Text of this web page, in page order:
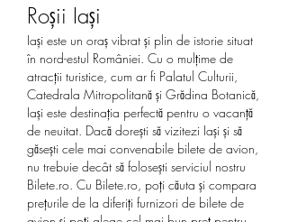
Roșii Iași
Iași este un oraș vibrat și plin de istorie situat
în nord-estul României. Cu o mulțime de
atracții turistice, cum ar fi Palatul Culturii,
Catedrala Mitropolitană și Grădina Botanică,
Iași este destinația perfectă pentru o vacanță
de neuitat. Dacă dorești să vizitezi Iași și să
găsești cele mai convenabile bilete de avion,
nu trebuie decât să folosești serviciul nostru
Bilete.ro. Cu Bilete.ro, poți căuta și compara
prețurile de la diferiți furnizori de bilete de